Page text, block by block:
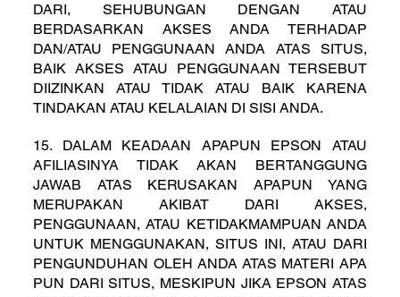
DARI, SEHUBUNGAN DENGAN ATAU
BERDASARKAN AKSES ANDA TERHADAP
DAN/ATAU PENGGUNAAN ANDA ATAS SITUS,
BAIK AKSES ATAU PENGGUNAAN TERSEBUT
DIIZINKAN ATAU TIDAK ATAU BAIK KARENA
TINDAKAN ATAU KELALAIAN DI SISI ANDA.
15. DALAM KEADAAN APAPUN EPSON ATAU
AFILIASINYA TIDAK AKAN BERTANGGUNG
JAWAB ATAS KERUSAKAN APAPUN YANG
MERUPAKAN AKIBAT DARI AKSES,
PENGGUNAAN, ATAU KETIDAKMAMPUAN ANDA
UNTUK MENGGUNAKAN, SITUS INI, ATAU DARI
PENGUNDUHAN OLEH ANDA ATAS MATERI APA
PUN DARI SITUS, MESKIPUN JIKA EPSON ATAS